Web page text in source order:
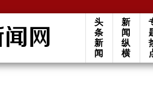
头
条
新
闻
新
闻
纵
横